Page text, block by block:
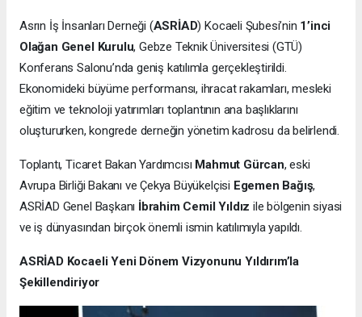
Asrın İş İnsanları Derneği (ASRİAD) Kocaeli Şubesi’nin 1’inci
Olağan Genel Kurulu, Gebze Teknik Üniversitesi (GTÜ)
Konferans Salonu’nda geniş katılımla gerçekleştirildi.
Ekonomideki büyüme performansı, ihracat rakamları, mesleki
eğitim ve teknoloji yatırımları toplantının ana başlıklarını
oluştururken, kongrede derneğin yönetim kadrosu da belirlendi.
Toplantı, Ticaret Bakan Yardımcısı Mahmut Gürcan, eski
Avrupa Birliği Bakanı ve Çekya Büyükelçisi Egemen Bağış,
ASRİAD Genel Başkanı İbrahim Cemil Yıldız ile bölgenin siyasi
ve iş dünyasından birçok önemli ismin katılımıyla yapıldı.
ASRİAD Kocaeli Yeni Dönem Vizyonunu Yıldırım’la
Şekillendiriyor